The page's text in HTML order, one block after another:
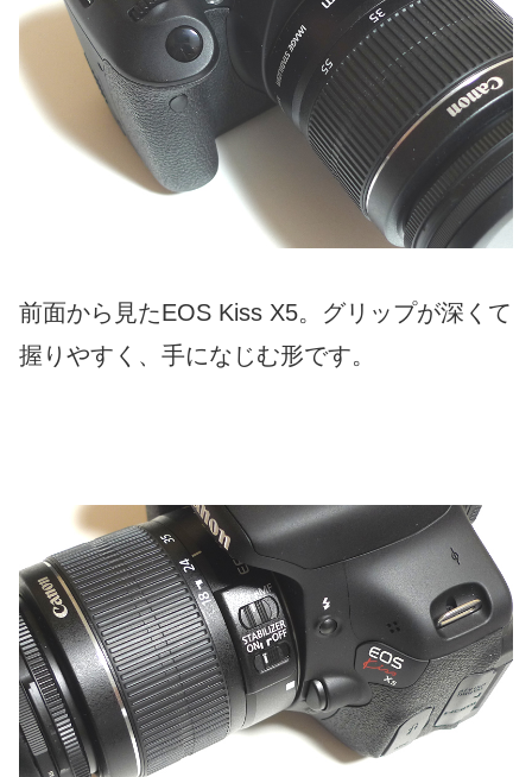
前面から見たEOS Kiss X5。グリップが深くて
握りやすく、手になじむ形です。